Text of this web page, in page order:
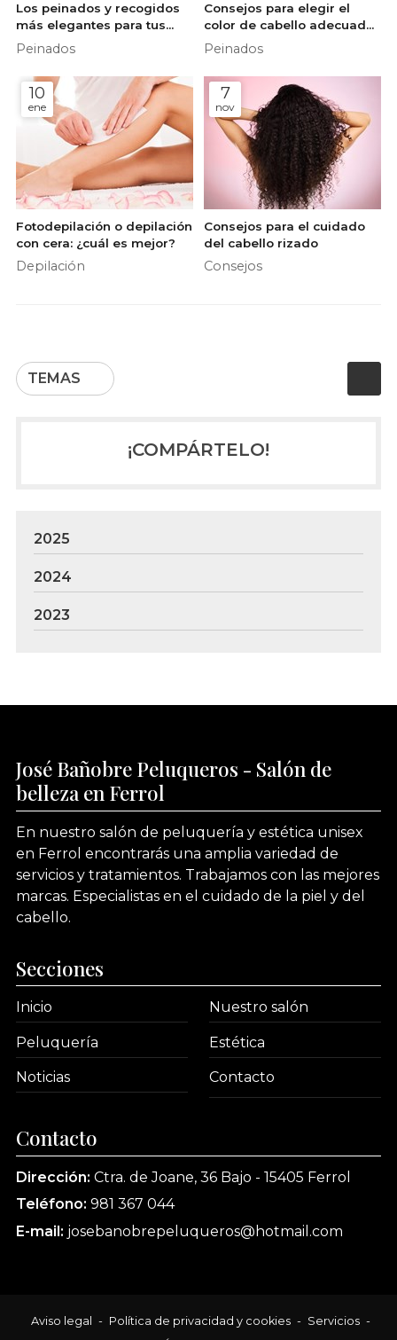
TEMAS
Los peinados y recogidos
más elegantes para tus
eventos de otoño
Peinados
Consejos para elegir el
color de cabello adecuado
según tu tono de piel
Peinados
10
ene
Fotodepilación o depilación
con cera: ¿cuál es mejor?
Depilación
7
nov
Consejos para el cuidado
del cabello rizado
Consejos
¡COMPÁRTELO!
2025
2024
2023
José Bañobre Peluqueros - Salón de
belleza en Ferrol
En nuestro salón de peluquería y estética unisex
en Ferrol encontrarás una amplia variedad de
servicios y tratamientos. Trabajamos con las mejores
marcas. Especialistas en el cuidado de la piel y del
cabello.
Secciones
Inicio Nuestro salón
Peluquería Estética
Noticias Contacto
Contacto
Dirección: Ctra. de Joane, 36 Bajo - 15405 Ferrol
Teléfono: 981 367 044
E-mail: josebanobrepeluqueros@hotmail.com
Aviso legal - Política de privacidad y cookies - Servicios -